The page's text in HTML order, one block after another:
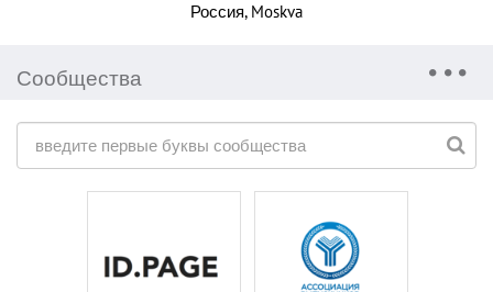
Россия, Moskva
Сообщества